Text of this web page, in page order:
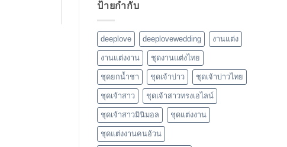
ป้ายกำกับ
deeplove deeplovewedding งานแต่ง
งานแต่งงาน ชุดงานแต่งไทย
ชุดยกน้ำชา ชุดเจ้าบ่าว ชุดเจ้าบ่าวไทย
ชุดเจ้าสาว ชุดเจ้าสาวทรงเอไลน์
ชุดเจ้าสาวมินิมอล ชุดแต่งงาน
ชุดแต่งงานคนอ้วน